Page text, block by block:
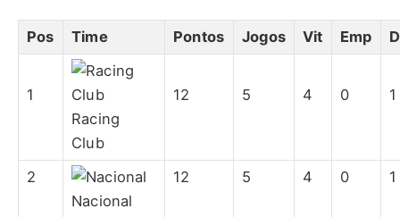
Pos Time Pontos Jogos Vit Emp
1
Racing
Club
12 5 4 0 1
2
Nacional
12 5 4 0 1